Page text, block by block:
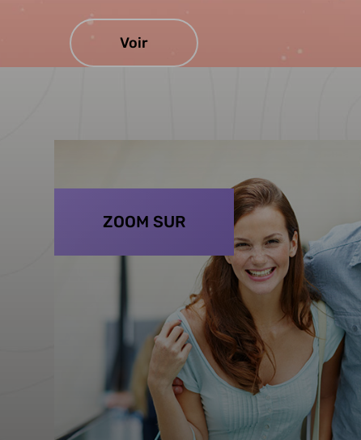
Voir
ZOOM SUR